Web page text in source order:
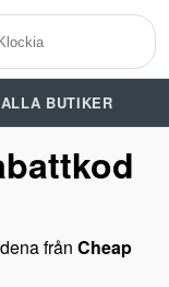
BUTIKER
från Cheap